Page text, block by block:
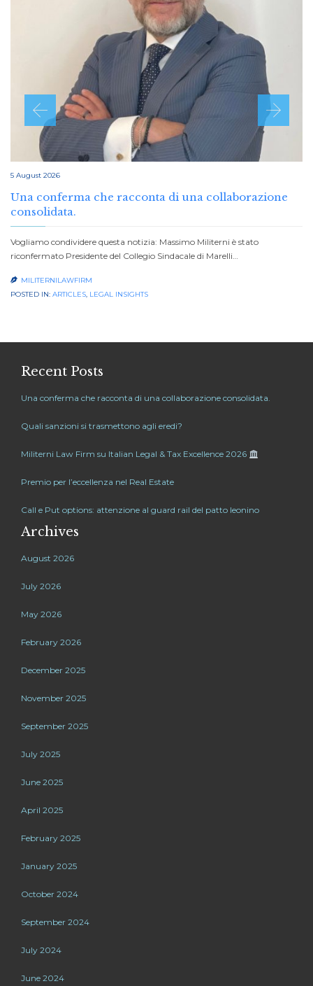
5 August 2026
Una conferma che racconta di una collaborazione
consolidata.
Vogliamo condividere questa notizia: Massimo Militerni è stato
riconfermato Presidente del Collegio Sindacale di Marelli…
 MILITERNILAWFIRM
POSTED IN: ARTICLES, LEGAL INSIGHTS
Recent Posts
Una conferma che racconta di una collaborazione consolidata.
Quali sanzioni si trasmettono agli eredi?
Militerni Law Firm su Italian Legal & Tax Excellence 2026
Premio per l’eccellenza nel Real Estate
Call e Put options: attenzione al guard rail del patto leonino
Archives
August 2026
July 2026
May 2026
February 2026
December 2025
November 2025
September 2025
July 2025
June 2025
April 2025
February 2025
January 2025
October 2024
September 2024
July 2024
June 2024